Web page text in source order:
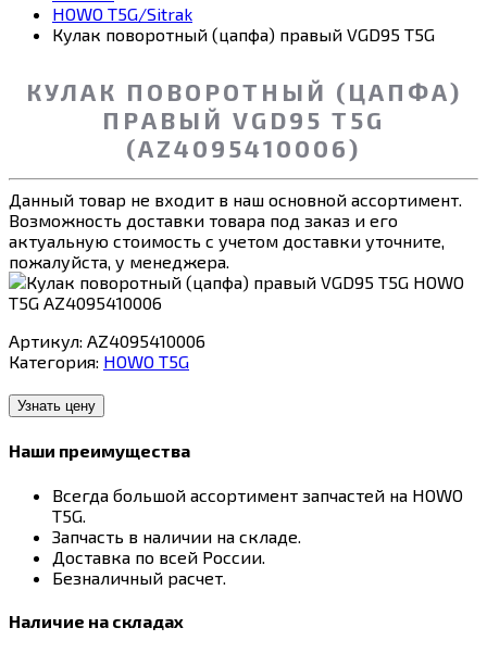
HOWO T5G/Sitrak
Кулак поворотный (цапфа) правый VGD95 T5G
КУЛАК ПОВОРОТНЫЙ (ЦАПФА)
ПРАВЫЙ VGD95 T5G
(AZ4095410006)
Данный товар не входит в наш основной ассортимент.
Возможность доставки товара под заказ и его
актуальную стоимость с учетом доставки уточните,
пожалуйста, у менеджера.
Артикул: AZ4095410006
Категория: HOWO T5G
Узнать цену
Наши преимущества
Всегда большой ассортимент запчастей на HOWO
T5G.
Запчасть в наличии на складе.
Доставка по всей России.
Безналичный расчет.
Наличие на складах